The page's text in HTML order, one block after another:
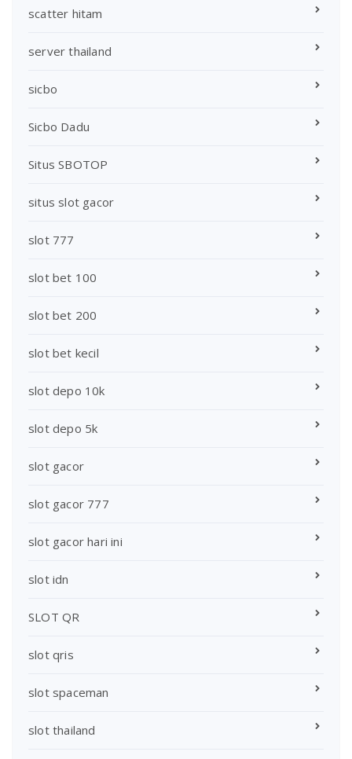
scatter hitam
server thailand
sicbo
Sicbo Dadu
Situs SBOTOP
situs slot gacor
slot 777
slot bet 100
slot bet 200
slot bet kecil
slot depo 10k
slot depo 5k
slot gacor
slot gacor 777
slot gacor hari ini
slot idn
SLOT QR
slot qris
slot spaceman
slot thailand